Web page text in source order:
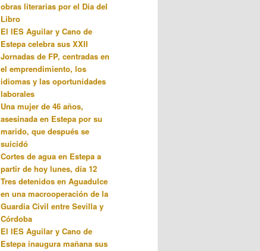
obras literarias por el Día del
Libro
El IES Aguilar y Cano de
Estepa celebra sus XXII
Jornadas de FP, centradas en
el emprendimiento, los
idiomas y las oportunidades
laborales
Una mujer de 46 años,
asesinada en Estepa por su
marido, que después se
suicidó
Cortes de agua en Estepa a
partir de hoy lunes, día 12
Tres detenidos en Aguadulce
en una macrooperación de la
Guardia Civil entre Sevilla y
Córdoba
El IES Aguilar y Cano de
Estepa inaugura mañana sus